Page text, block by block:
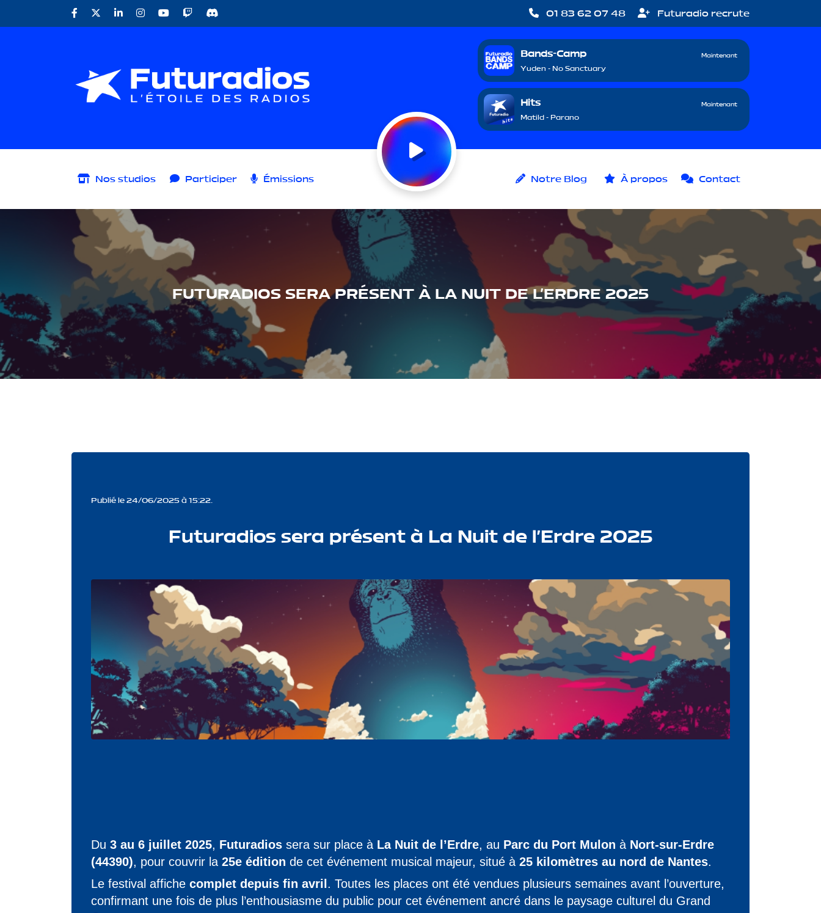
01 83 62 07 48 Futuradio recrute
Bands-Camp Maintenant
Yuden - No Sanctuary
Hits Maintenant
Matild - Parano
Nos studios Participer Émissions Notre Blog À propos Contact
FUTURADIOS SERA PRÉSENT À LA NUIT DE L’ERDRE 2025
Publié le 24/06/2025 à 15:22.
Futuradios sera présent à La Nuit de l’Erdre 2025
Du 3 au 6 juillet 2025, Futuradios sera sur place à La Nuit de l’Erdre, au Parc du Port Mulon à Nort-sur-Erdre
(44390), pour couvrir la 25e édition de cet événement musical majeur, situé à 25 kilomètres au nord de Nantes.
Le festival affiche complet depuis fin avril. Toutes les places ont été vendues plusieurs semaines avant l’ouverture,
confirmant une fois de plus l’enthousiasme du public pour cet événement ancré dans le paysage culturel du Grand